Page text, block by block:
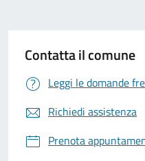
Contatta il comune
Leggi le domande
Richiedi assistenza
Prenota